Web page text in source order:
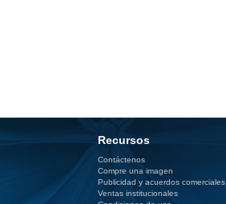
Recursos
Contáctenos
Compre una imagen
Publicidad y acuerdos comerciales
Ventas institucionales